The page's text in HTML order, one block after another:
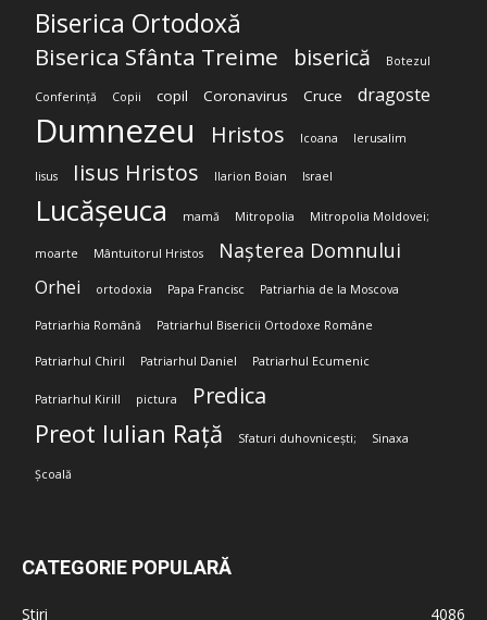
Biserica Ortodoxă
Biserica Sfânta Treime biserică Botezul
Conferință Copii copil Coronavirus Cruce dragoste
Dumnezeu Hristos Icoana Ierusalim
Iisus Iisus Hristos Ilarion Boian Israel
Lucășeuca mamă Mitropolia Mitropolia Moldovei;
moarte Mântuitorul Hristos Nașterea Domnului
Orhei ortodoxia Papa Francisc Patriarhia de la Moscova
Patriarhia Română Patriarhul Bisericii Ortodoxe Române
Patriarhul Chiril Patriarhul Daniel Patriarhul Ecumenic
Patriarhul Kirill pictura Predica
Preot Iulian Rață Sfaturi duhovnicești; Sinaxa
Școală
CATEGORIE POPULARĂ
Stiri
4086